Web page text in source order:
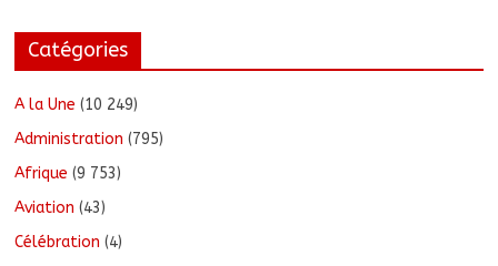
Catégories
A la Une (10 249)
Administration (795)
Afrique (9 753)
Aviation (43)
Célébration (4)